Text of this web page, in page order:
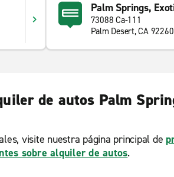
Palm Springs,
73088 Ca-111
Palm Desert, CA 92260
de autos Palm
visite nuestra página principal de
sobre alquiler de autos.